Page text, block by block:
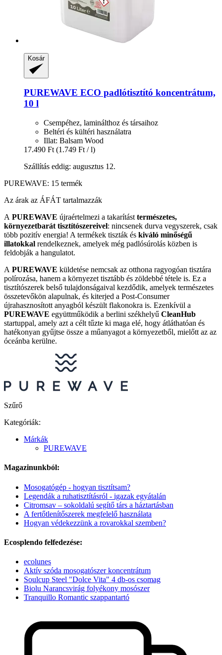
Kosár
PUREWAVE ECO padlótisztító koncentrátum,
10 l
Csempéhez, laminálthoz és társaihoz
Beltéri és kültéri használatra
Illat: Balsam Wood
17.490 Ft (1.749 Ft / l)
Szállítás eddig: augusztus 12.
PUREWAVE: 15 termék
Az árak az ÁFÁT tartalmazzák
A PUREWAVE újraértelmezi a takarítást természetes,
környezetbarát tisztítószereivel: nincsenek durva vegyszerek, csak
több pozitív energia! A termékek tiszták és kiváló minőségű
illatokkal rendelkeznek, amelyek még padlósúrolás közben is
feldobják a hangulatot.
A PUREWAVE küldetése nemcsak az otthona ragyogóan tisztára
polírozása, hanem a környezet tisztább és zöldebbé tétele is. Ez a
tisztítószerek belső tulajdonságaival kezdődik, amelyek természetes
összetevőkön alapulnak, és kiterjed a Post-Consumer
újrahasznosított anyagból készült flakonokra is. Ezenkívül a
PUREWAVE együttműködik a berlini székhelyű CleanHub
startuppal, amely azt a célt tűzte ki maga elé, hogy átláthatóan és
hatékonyan gyűjtse össze a műanyagot a környezetből, mielőtt az az
óceánba kerülne.
Szűrő
Kategóriák:
Márkák
PUREWAVE
Magazinunkból:
Mosogatógép - hogyan tisztítsam?
Legendák a ruhatisztításról - igazak egyátalán
Citromsav – sokoldalú segítő társ a háztartásban
A fertőtlenítőszerek megfelelő használata
Hogyan védekezzünk a rovarokkal szemben?
Ecosplendo felfedezése:
ecolunes
Aktív szóda mosogatószer koncentrátum
Soulcup Steel "Dolce Vita" 4 db-os csomag
Biolu Narancsvirág folyékony mosószer
Tranquillo Romantic szappantartó